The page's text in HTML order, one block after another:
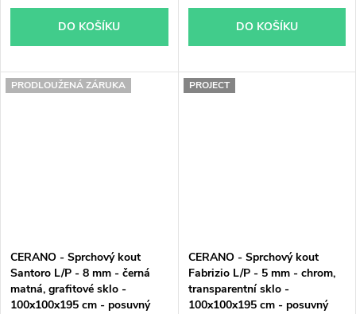
DO KOŠÍKU DO KOŠÍKU
PRODLOUŽENÁ ZÁRUKA
CERANO - Sprchový kout
Santoro L/P - 8 mm - černá
matná, grafitové sklo -
100x100x195 cm - posuvný
PROJECT
CERANO - Sprchový kout
Fabrizio L/P - 5 mm - chrom,
transparentní sklo -
100x100x195 cm - posuvný